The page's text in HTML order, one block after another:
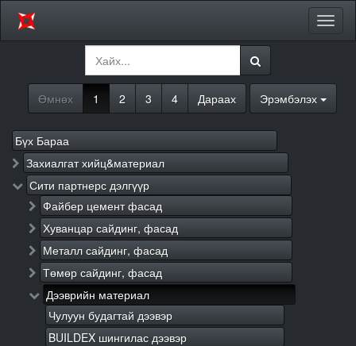
Өмнөх 1 2 3 4 Дараах Эрэмбэлэх
Бүх Бараа
Захиалгат хийц&материал
Сити партнерс дэлгүүр
Файбер цемент фасад
Хуванцар сайдинг, фасад
Металл сайдинг, фасад
Төмөр сайдинг, фасад
Дээврийн материал
Чулуун будагтай дээвэр
BUILDEX шингилас дээвэр